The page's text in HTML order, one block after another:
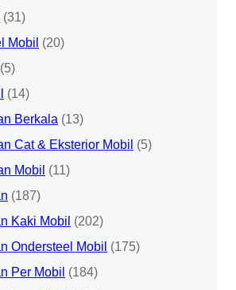
(31)
Mobil (20)
(14)
Berkala (13)
Cat & Eksterior Mobil (5)
Mobil (11)
(187)
Kaki Mobil (202)
Ondersteel Mobil (175)
Per Mobil (184)